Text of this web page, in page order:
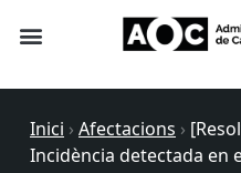
Inici › Afectacions ›
Incidència detectada en